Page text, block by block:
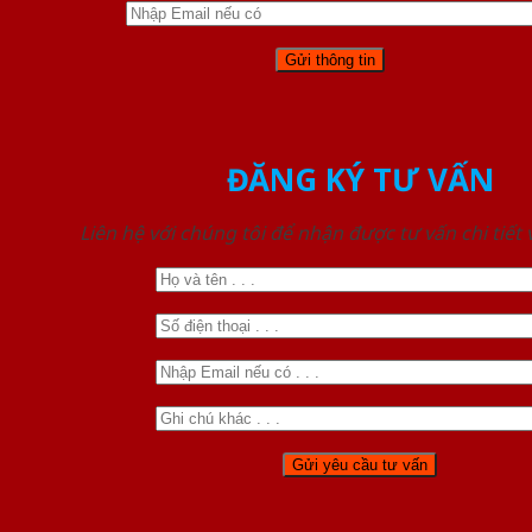
ĐĂNG KÝ TƯ VẤN
Liên hệ với chúng tôi để nhận được tư vấn chi tiết